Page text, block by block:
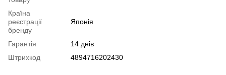
Країна
реєстрації
бренду
Японія
Гарантія
14 днів
Штрихкод
4894716202430